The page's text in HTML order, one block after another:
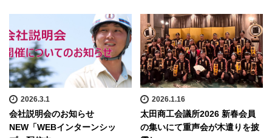
2026.3.1
会社説明会のお知らせ
NEW「WEBインターンシッ
2026.1.16
太田商工会議所2026 新春会員
の集いにて重声会が木遣りを披